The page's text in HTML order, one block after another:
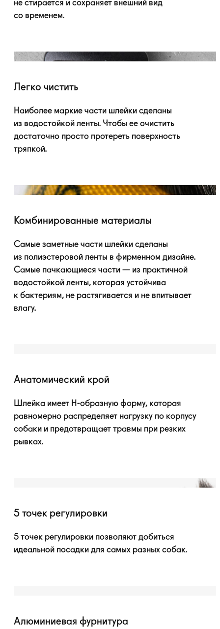
не стирается и сохраняет внешний вид
со временем.
Легко чистить
Наиболее маркие части шлейки сделаны
из водостойкой ленты. Чтобы ее очистить
достаточно просто протереть поверхность
тряпкой.
Комбинированные материалы
Самые заметные части шлейки сделаны
из полиэстеровой ленты в фирменном дизайне.
Самые пачкающиеся части — из практичной
водостойкой ленты, которая устойчива
к бактериям, не растягивается и не впитывает
влагу.
Анатомический крой
Шлейка имеет H-образную форму, которая
равномерно распределяет нагрузку по корпусу
собаки и предотвращает травмы при резких
рывках.
5 точек регулировки
5 точек регулировки позволяют добиться
идеальной посадки для самых разных собак.
Алюминиевая фурнитура